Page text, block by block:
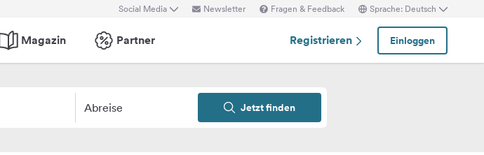
Social Media Newsletter Fragen & Feedback Sprache: Deutsch
Magazin Partner Registrieren Einloggen
Abreise Jetzt finden